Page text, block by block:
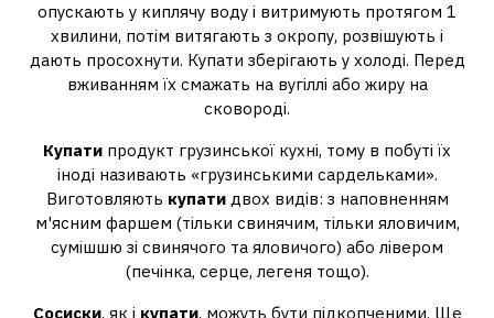
опускають у киплячу воду і витримують протягом 1
хвилини, потім витягають з окропу, розвішують і
дають просохнути. Купати зберігають у холоді. Перед
вживанням їх смажать на вугіллі або жиру на
сковороді.
Купати продукт грузинської кухні, тому в побуті їх
іноді називають «грузинськими сардельками».
Виготовляють купатидвох видів: з наповненням
м'ясним фаршем (тільки свинячим, тільки яловичим,
сумішшю зі свинячого та яловичого) або лівером
(печінка, серце, легеня тощо).
Сосиски, як і купати, можуть бути підкопченими. Ще